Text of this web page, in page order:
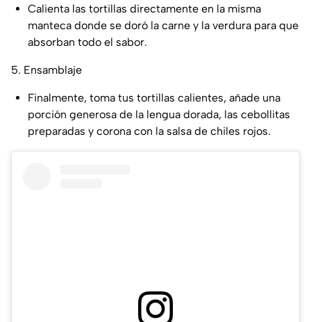
Calienta las tortillas directamente en la misma
manteca donde se doró la carne y la verdura para que
absorban todo el sabor.
5. Ensamblaje
Finalmente, toma tus tortillas calientes, añade una
porción generosa de la lengua dorada, las cebollitas
preparadas y corona con la salsa de chiles rojos.